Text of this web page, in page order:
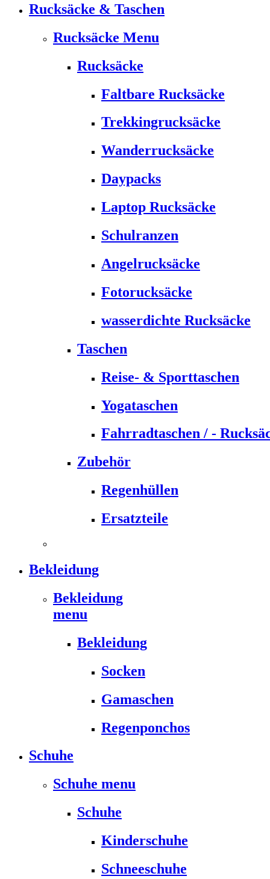
Rucksäcke & Taschen
Rucksäcke Menu
Rucksäcke
Faltbare Rucksäcke
Trekkingrucksäcke
Wanderrucksäcke
Daypacks
Laptop Rucksäcke
Schulranzen
Angelrucksäcke
Fotorucksäcke
wasserdichte Rucksäcke
Taschen
Reise- & Sporttaschen
Yogataschen
Fahrradtaschen / -
Zubehör
Regenhüllen
Ersatzteile
Bekleidung
Bekleidung
menu
Bekleidung
Socken
Gamaschen
Regenponchos
Schuhe
Schuhe menu
Schuhe
Kinderschuhe
Schneeschuhe